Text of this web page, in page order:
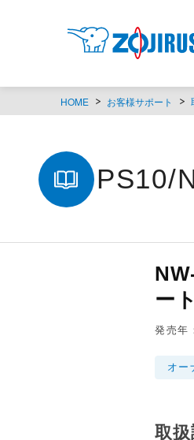
HOME お客様サポート
NW-PS10/
ート
発売年
オー
取扱